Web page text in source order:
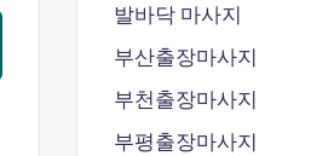
발바닥 마사지
부산출장마사지
부천출장마사지
부평출장마사지